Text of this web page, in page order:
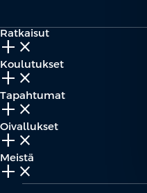
Ratkaisut
add_2 close
Koulutukset
add_2 close
Tapahtumat
add_2 close
Oivallukset
add_2 close
Meistä
add_2 close